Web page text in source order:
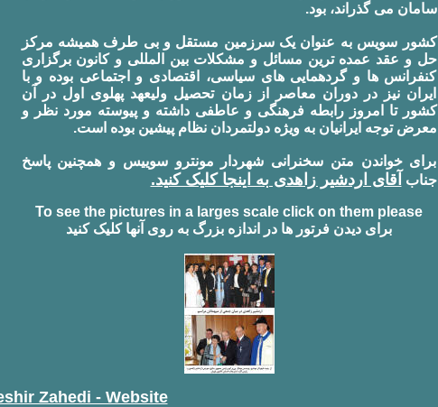
سامان می گذراند، بود.
کشور سویس به عنوان یک سرزمین مستقل و بی طرف همیشه مرکز
حل و عقد عمده ترین مسائل و مشکلات بین المللی و کانون برگزاری
کنفرانس ها و گردهمایی های سیاسی، اقتصادی و اجتماعی بوده و با
ایران نیز در دوران معاصر از زمان تحصیل ولیعهد پهلوی اول در آن
کشور تا امروز رابطه فرهنگی و عاطفی داشته و پیوسته مورد نظر و
معرض توجه ایرانیان به ویژه دولتمردان نظام پیشین بوده است.
برای خواندن متن سخنرانی شهردار مونترو سوييس و همچنين پاسخ
جناب
آقای اردشير زاهدی به اينجا کليک کنيد.
To see the pictures in a larges scale click on them please
برای ديدن فرتور ها در اندازه بزرگ به روی آنها کليک کنيد
Zahedi - Website